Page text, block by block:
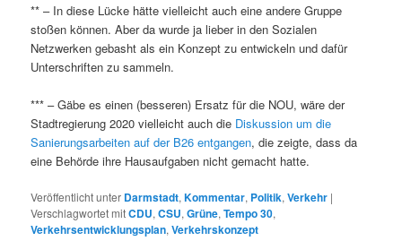
** – In diese Lücke hätte vielleicht auch eine andere Gruppe
stoßen können. Aber da wurde ja lieber in den Sozialen
Netzwerken gebasht als ein Konzept zu entwickeln und dafür
Unterschriften zu sammeln.
*** – Gäbe es einen (besseren) Ersatz für die NOU, wäre der
Stadtregierung 2020 vielleicht auch die Diskussion um die
Sanierungsarbeiten auf der B26 entgangen, die zeigte, dass da
eine Behörde ihre Hausaufgaben nicht gemacht hatte.
Veröffentlicht unter Darmstadt,Kommentar, Politik,Verkehr |
Verschlagwortet mitCDU,CSU,Grüne,Tempo 30,
Verkehrsentwicklungsplan,Verkehrskonzept